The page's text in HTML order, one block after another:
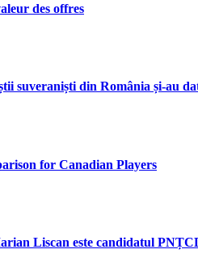
des offres
suveraniști din România și-au
for Canadian Players
Liscan este candidatul